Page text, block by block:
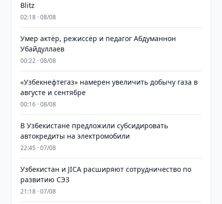
Blitz
02:18 · 08/08
Умер актёр, режиссёр и педагог Абдуманнон
Убайдуллаев
00:22 · 08/08
«Узбекнефтегаз» намерен увеличить добычу газа в
августе и сентябре
00:16 · 08/08
В Узбекистане предложили субсидировать
автокредиты на электромобили
22:45 · 07/08
Узбекистан и JICA расширяют сотрудничество по
развитию СЭЗ
21:18 · 07/08